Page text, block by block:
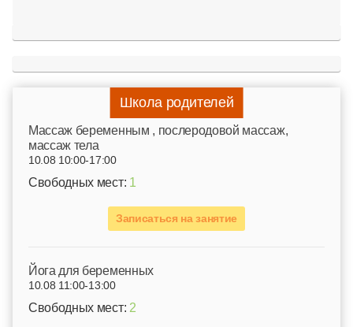
Школа родителей
Mассаж беременным , послеродовой массаж,
массаж тела
10.08 10:00-17:00
Свободных мест: 1
Записаться на занятие
Йога для беременных
10.08 11:00-13:00
Свободных мест: 2